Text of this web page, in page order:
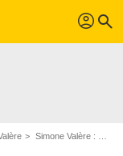
profil search
Simone Valère : ses Blu-Ray, DVD, VOD, SVOD